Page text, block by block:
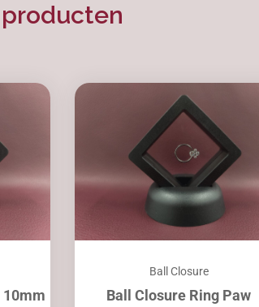
10mm
Ball Closure
Ball Closure Ring Paw